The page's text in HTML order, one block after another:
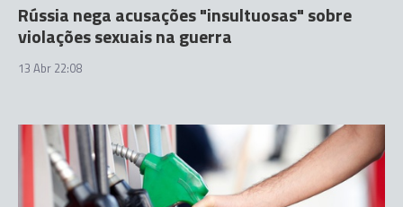
Rússia nega acusações "insultuosas" sobre
violações sexuais na guerra
13 Abr 22:08